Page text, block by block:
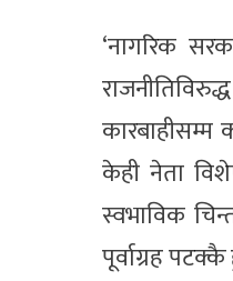
‘नागरिक
कारबाहीसम्म
केही नेता
स्वभाविक
पूर्वाग्रह पटक्कै